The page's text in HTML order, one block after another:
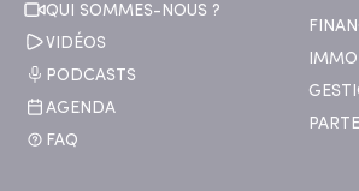
QUI SOMMES-NOUS ?
VIDÉOS
PODCASTS
AGENDA
FAQ